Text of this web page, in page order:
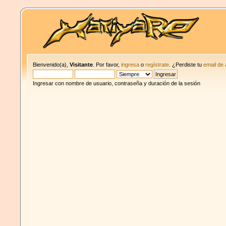
Bienvenido(a),Visitante . Por favor,ingresa oregístrate . ¿Perdiste tuemail de
Ingresar con nombre de usuario, contraseña y duración de la sesión